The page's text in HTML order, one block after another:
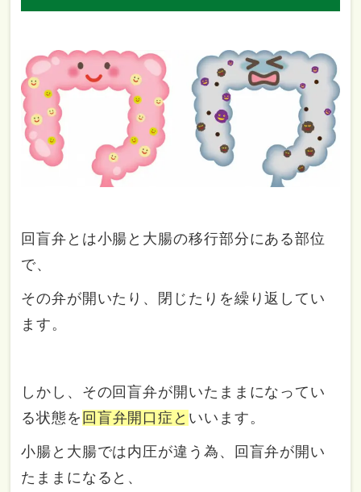
回盲弁とは小腸と大腸の移行部分にある部位
で、
その弁が開いたり、閉じたりを繰り返してい
ます。
しかし、その回盲弁が開いたままになってい
る状態を 回盲弁開口症と いいます。
小腸と大腸では内圧が違う為、回盲弁が開い
たままになると、